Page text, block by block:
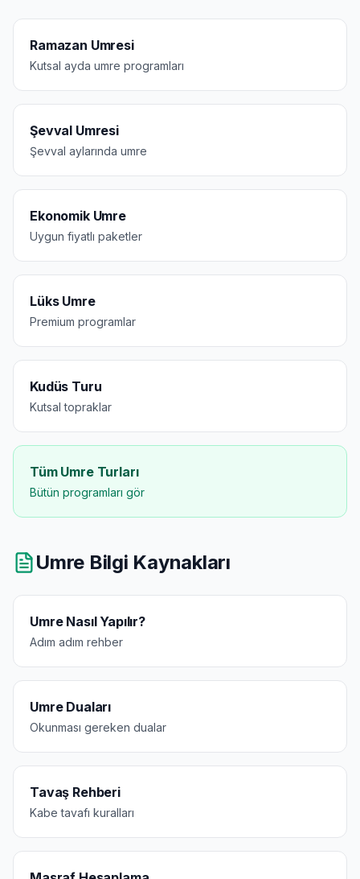
Ramazan Umresi
Kutsal ayda umre programları
Şevval Umresi
Şevval aylarında umre
Ekonomik Umre
Uygun fiyatlı paketler
Lüks Umre
Premium programlar
Kudüs Turu
Kutsal topraklar
Tüm Umre Turları
Bütün programları gör
Umre Bilgi Kaynakları
Umre Nasıl Yapılır?
Adım adım rehber
Umre Duaları
Okunması gereken dualar
Tavaş Rehberi
Kabe tavafı kuralları